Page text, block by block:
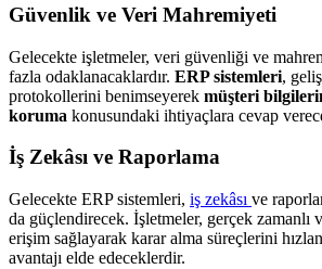
Güvenlik ve Veri Mahremiyeti
Gelecekte işletmeler, veri güvenliği ve
fazla odaklanacaklardır. ERP sistemleri,
protokollerini benimseyerek müşteri
koruma konusundaki ihtiyaçlara cevap
İş Zekâsı ve Raporlama
Gelecekte ERP sistemleri, iş zekâsı ve
da güçlendirecek. İşletmeler, gerçek zamanlı
erişim sağlayarak karar alma süreçlerini
avantajı elde edeceklerdir.